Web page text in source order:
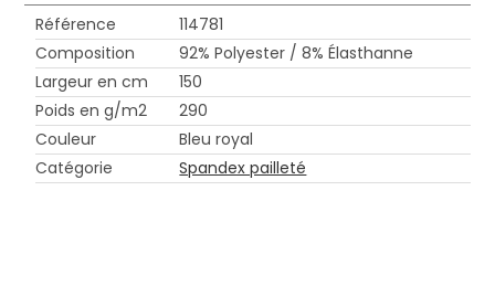
Référence
114781
Composition
92% Polyester / 8% Élasthanne
Largeur en cm
150
Poids en g/m2
290
Couleur
Bleu royal
Catégorie
Spandex pailleté